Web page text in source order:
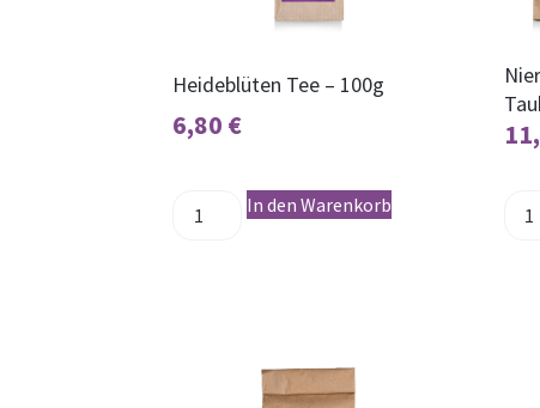
Heideblüten Tee – 100g
6,80 €
In den Warenkorb